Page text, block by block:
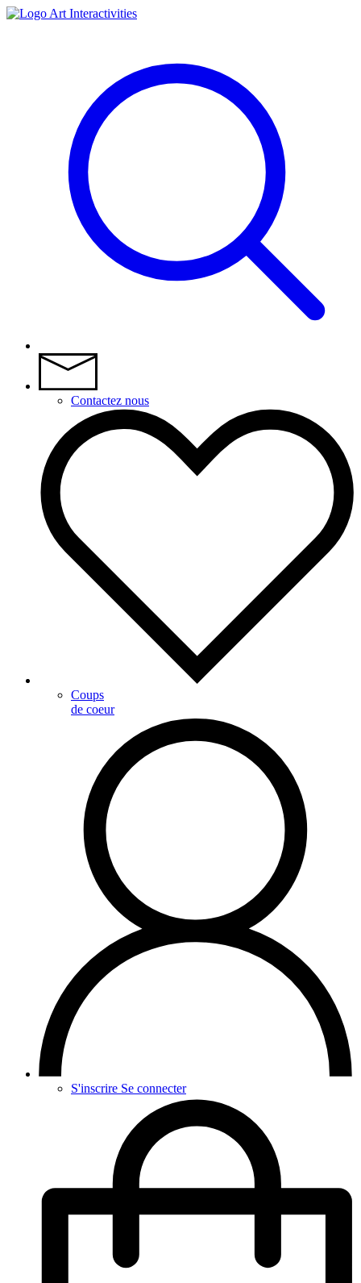
Art Interactivities
Contactez nous
Coups
de coeur
S'inscrire Se connecter